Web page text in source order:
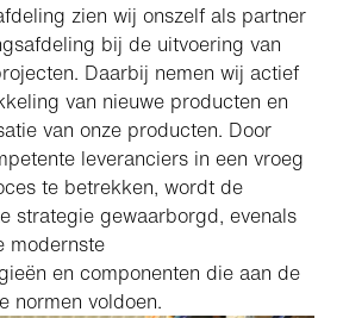
zien wij onszelf als partner
bij de uitvoering van
Daarbij nemen wij actief
van nieuwe producten en
van onze producten. Door
leveranciers in een vroeg
te betrekken, wordt de
strategie gewaarborgd, evenals
modernste
en componenten die aan de
normen voldoen.